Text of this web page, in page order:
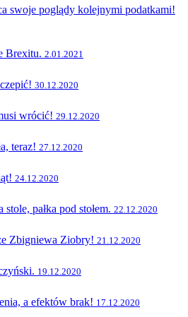
swoje poglądy kolejnymi podatkami!
Brexitu. 2.01.2021
30.12.2020
wrócić! 29.12.2020
teraz! 27.12.2020
24.12.2020
pałka pod stołem. 22.12.2020
Zbigniewa Ziobry! 21.12.2020
19.12.2020
a efektów brak! 17.12.2020